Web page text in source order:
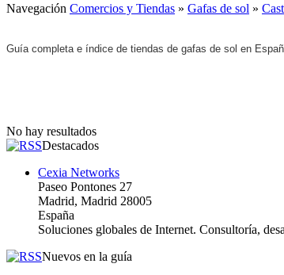
Navegación Comercios y Tiendas » Gafas de sol »
Guía completa e índice de tiendas de gafas de sol en
No hay resultados
Destacados
Cexia Networks
Paseo Pontones 27
Madrid, Madrid 28005
España
Soluciones globales de Internet. Consultoría,
Nuevos en la guía